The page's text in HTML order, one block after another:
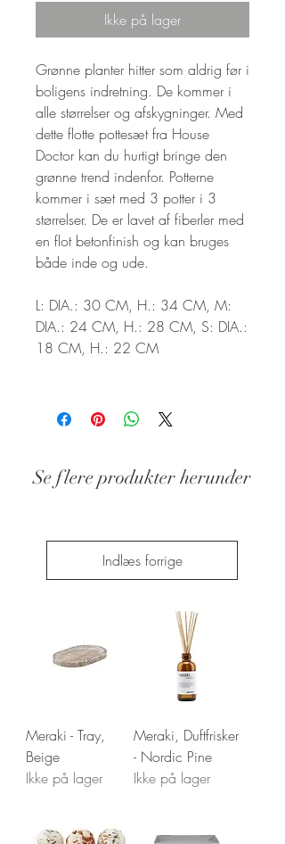
Ikke på lager
Grønne planter hitter som aldrig før i
boligens indretning. De kommer i
alle størrelser og afskygninger. Med
dette flotte pottesæt fra House
Doctor kan du hurtigt bringe den
grønne trend indenfor. Potterne
kommer i sæt med 3 potter i 3
størrelser. De er lavet af fiberler med
en flot betonfinish og kan bruges
både inde og ude.
L: DIA.: 30 CM, H.: 34 CM, M:
DIA.: 24 CM, H.: 28 CM, S: DIA.:
18 CM, H.: 22 CM
Se flere produkter herunder
Stand: Ny
Indlæs forrige
Meraki - Tray,
Beige
Ikke på lager
Meraki, Duftfrisker
- Nordic Pine
Ikke på lager